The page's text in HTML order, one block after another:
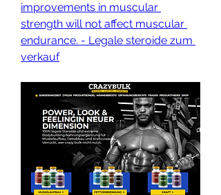
improvements in muscular
strength will not affect muscular
endurance. - Legale steroide zum
verkauf